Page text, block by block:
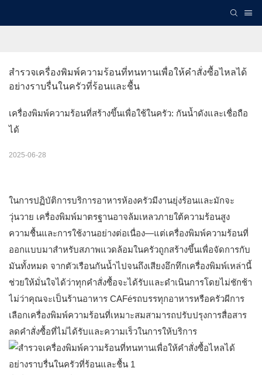
สำรวจเครื่องพิมพ์ความร้อนที่ทนทานเพื่อให้คำสั่งซื้อไหลได้
อย่างราบรื่นในครัวที่ร้อนและชื้น
เครื่องพิมพ์ความร้อนที่สร้างขึ้นเพื่อใช้ในครัว: กันน้ำดังและเชื่อถือ
ได้
2025-06-28
ในการปฏิบัติการบริการอาหารห้องครัวมีงานยุ่งร้อนและมักจะ
วุ่นวาย เครื่องพิมพ์มาตรฐานอาจล้มเหลวภายใต้ความร้อนสูง
ความชื้นและการใช้งานอย่างต่อเนื่อง—แต่เครื่องพิมพ์ความร้อนที่
ออกแบบมาสำหรับสภาพแวดล้อมในครัวถูกสร้างขึ้นเพื่อจัดการกับ
มันทั้งหมด จากตัวเรือนกันน้ำไปจนถึงเสียงอึกทึกเครื่องพิมพ์เหล่านี้
ช่วยให้มั่นใจได้ว่าทุกคำสั่งซื้อจะได้รับและดำเนินการโดยไม่ชักช้า
ไม่ว่าคุณจะเป็นร้านอาหาร CAFéรถบรรทุกอาหารหรือครัวผีการ
เลือกเครื่องพิมพ์ความร้อนที่เหมาะสมสามารถปรับปรุงการสื่อสาร
ลดคำสั่งซื้อที่ไม่ได้รับและความเร็วในการให้บริการ